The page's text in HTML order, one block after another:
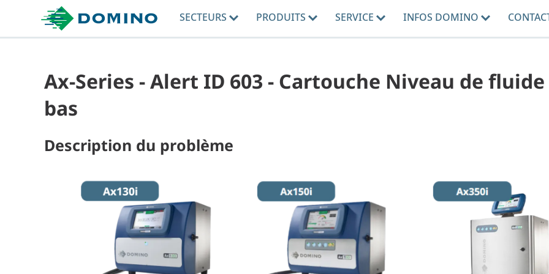
SECTEURS PRODUITS SERVICE INFOS DOMINO
Ax-Series - Alert ID 603 - Cartouche Niveau de fluide
bas
Description du problème